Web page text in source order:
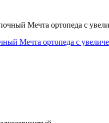
Мечта ортопеда с